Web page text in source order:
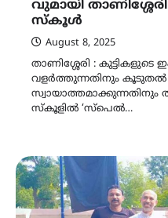
വുമായി
സ്കൂൾ
August 8, 2025
താണിശ്ശേരി : കുട്ടികളുടെ
വളർത്തുന്നതിനും കൂടുതൽ
സ്കൂളിൽ ‘സ്പെൽ…